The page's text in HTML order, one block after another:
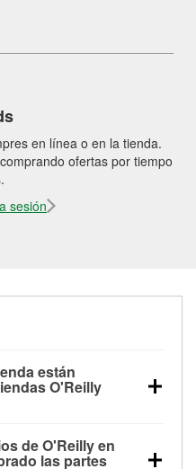
en línea o en la tienda.
ofertas por tiempo
sesión
están
O'Reilly
de alternador y
de O'Reilly en
las partes